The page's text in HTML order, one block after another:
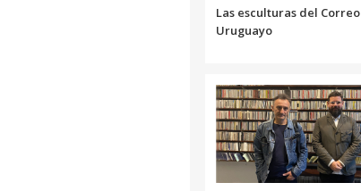
Las esculturas del Correo
Uruguayo